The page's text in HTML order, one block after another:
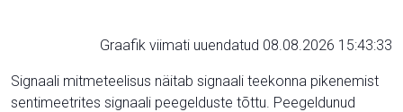
Graafik viimati uuendatud 08.08.2026 15:43:33
Signaali mitmeteelisus näitab signaali teekonna pikenemist
sentimeetrites signaali peegelduste tõttu. Peegeldunud